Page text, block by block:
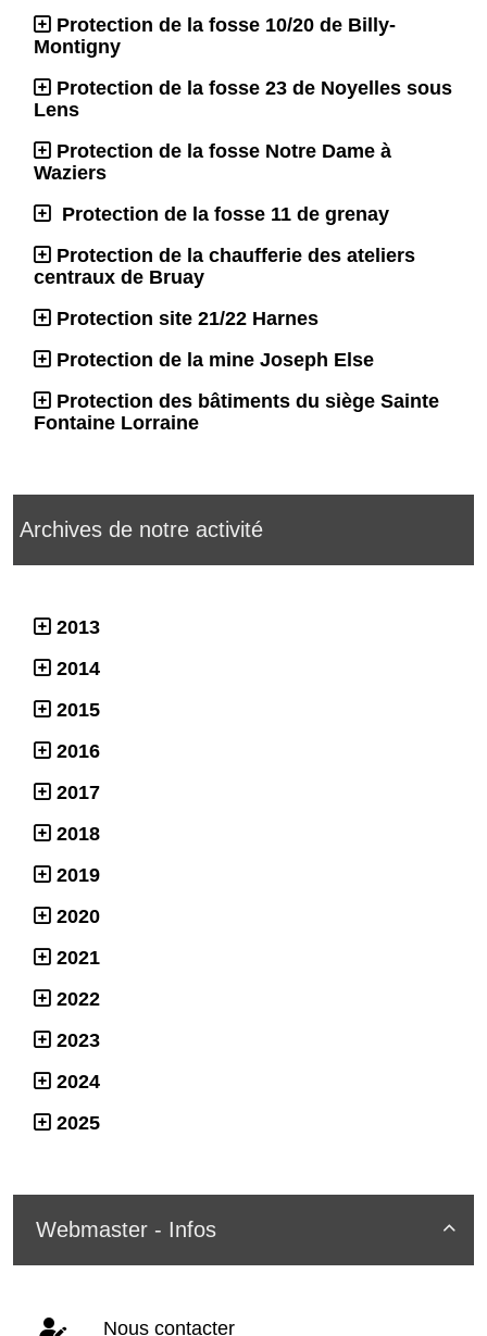
Protection de la fosse 10/20 de Billy-
Montigny
Protection de la fosse 23 de Noyelles sous
Lens
Protection de la fosse Notre Dame à
Waziers
Protection de la fosse 11 de grenay
Protection de la chaufferie des ateliers
centraux de Bruay
Protection site 21/22 Harnes
Protection de la mine Joseph Else
Protection des bâtiments du siège Sainte
Fontaine Lorraine
Archives de notre activité
2013
2014
2015
2016
2017
2018
2019
2020
2021
2022
2023
2024
2025

Webmaster - Infos
Nous contacter